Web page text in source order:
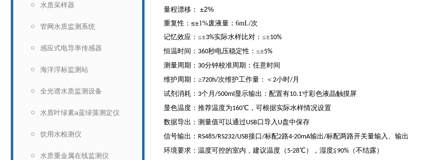
水质采样器
管网水质监测系统
感应式电导率传感器
海洋浮标监测站
全光谱水质监测设备
水质叶绿素a蓝绿藻测定仪
饮用水检测仪
水质重金属在线监测仪
量程漂移： ±2%
重复性： ≤±1%废液量：6mL/次
记忆效应：≤±3%实际水样比对：≤±10%
恒温时间： 360秒电压稳定性：≤±5%
测量周期： 30分钟校准周期：任意时间
维护周期：≥720h/次维护工作量：＜ 2小时/月
试剂消耗： 3个月 /500ml显示输出：配置有10.1寸彩色液晶触摸屏
显色温度：推荐温度为160℃，可根据实际水样情况设置
数据导出：测量值可以通过USB 口导入 U盘中保存
信号输出： RS485/RS232/USB接口 /标配2路4-20mA输出/标配两路开关量输入、输出
环境要求：温度可控的室内，建议温度（ 5-28℃），湿度≦ 90% （不结露）